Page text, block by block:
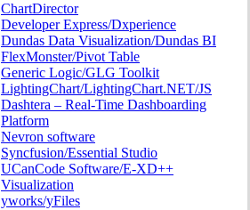
ChartDirector
Developer Express/Dxperience
Dundas Data Visualization/Dundas BI
FlexMonster/Pivot Table
Generic Logic/GLG Toolkit
LightingChart/LightingChart.NET/JS
Dashtera – Real-Time Dashboarding
Platform
Nevron software
Syncfusion/Essential Studio
UCanCode Software/E-XD++
Visualization
yworks/yFiles